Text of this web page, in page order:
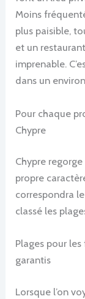
Moins
plus paisible,
et un
imprenable.
dans un
Pour chaque
Chypre
Chypre
propre
correspondra
classé les
Plages pour
garantis
Lorsque l’on